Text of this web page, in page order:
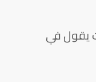
يقول في